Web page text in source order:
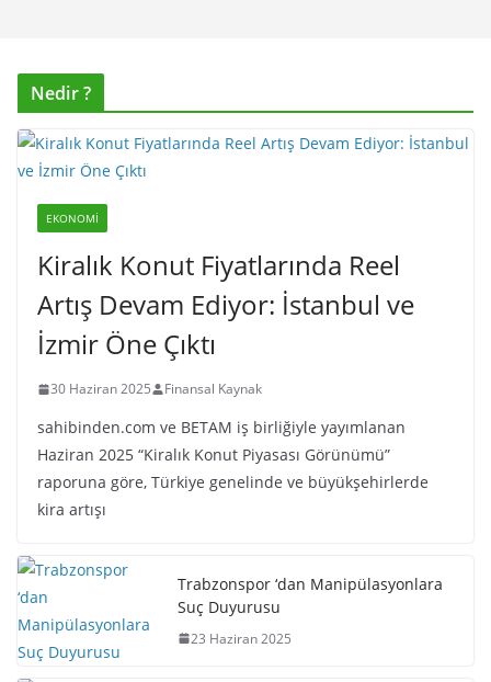
Nedir ?
EKONOMI
Kiralık Konut Fiyatlarında Reel
Artış Devam Ediyor: İstanbul ve
İzmir Öne Çıktı
30 Haziran 2025 Finansal Kaynak
sahibinden.com ve BETAM iş birliğiyle yayımlanan
Haziran 2025 “Kiralık Konut Piyasası Görünümü”
raporuna göre, Türkiye genelinde ve büyükşehirlerde
kira artışı
Trabzonspor ‘dan Manipülasyonlara
Suç Duyurusu
23 Haziran 2025